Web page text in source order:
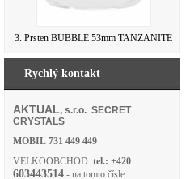
3. Prsten BUBBLE 53mm TANZANITE
Rychlý kontakt
AKTUAL, s.r.o. SECRET
CRYSTALS
MOBIL 731 449 449
VELKOOBCHOD tel.: +420
603443514 - na tomto čísle